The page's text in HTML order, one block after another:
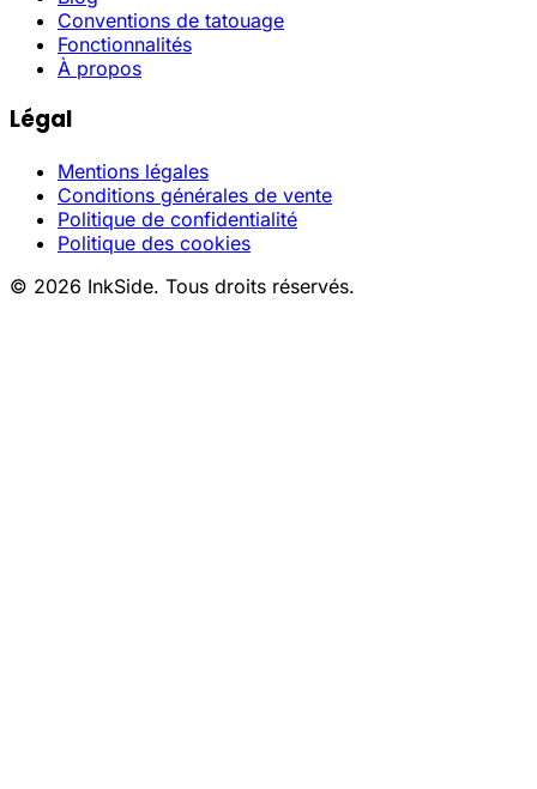
Conventions de tatouage
Fonctionnalités
À propos
Légal
Mentions légales
Conditions générales de vente
Politique de confidentialité
Politique des cookies
© 2026 InkSide. Tous droits réservés.